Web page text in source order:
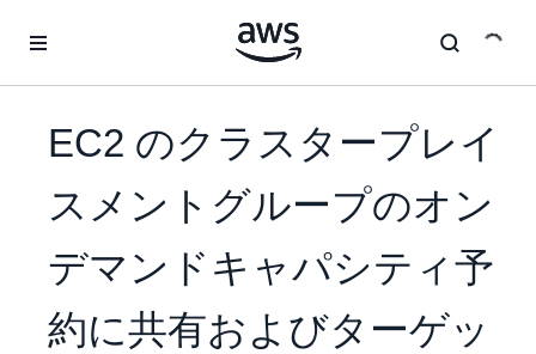
EC2 のクラスタープレイ
スメントグループのオン
デマンドキャパシティ予
約に共有およびターゲッ